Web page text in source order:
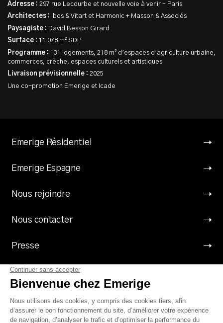
Adresse : 297 rue Lecourbe et nouvelle voie à venir – Paris
Architectes : Ibos & Vitart et Harmonic + Masson & Associés
Paysagiste : David Besson Girard
Surface : 11 078 m² SDP
Programme : 131 logements, 218 m² d’espaces d’agriculture urbaine,
commerces, crèche, espaces culturels et artistiques
Livraison prévisionnelle : 2025
Une co-promotion Emerige et Icade
Emerige Résidentiel
Emerige Espagne
Nous rejoindre
Nous contacter
Presse
Suivez Emerige
Mentions légales